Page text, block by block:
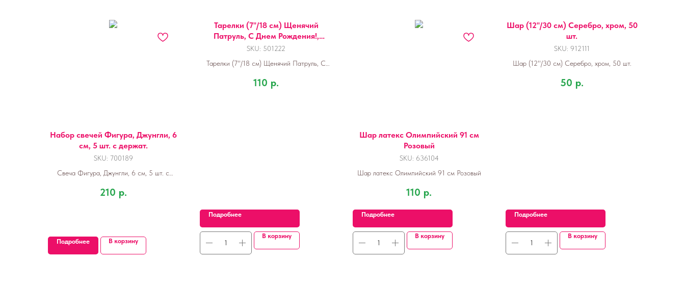
Набор свечей Фигура, Джунгли, 6
см, 5 шт. с держат.
SKU: 700189
Свеча Фигура, Джунгли, 6 см, 5 шт. с
210 р.
Подробнее В корзину
Тарелки (7''/18 см) Щенячий
Патруль, С Днем Рождения!,
Синий, 6 шт.
SKU: 501222
Тарелки (7''/18 см) Щенячий Патруль, С
110 р.
Подробнее
В корзину
Шар латекс Олимпийский 91 см
Розовый
SKU: 636104
Шар латекс Олимпийский 91 см Розовый
110 р.
Подробнее
В корзину
Шар (12''/30 см) Серебро, хром, 50
шт.
SKU: 912111
Шар (12''/30 см) Серебро, хром, 50 шт.
50 р.
Подробнее
В корзину